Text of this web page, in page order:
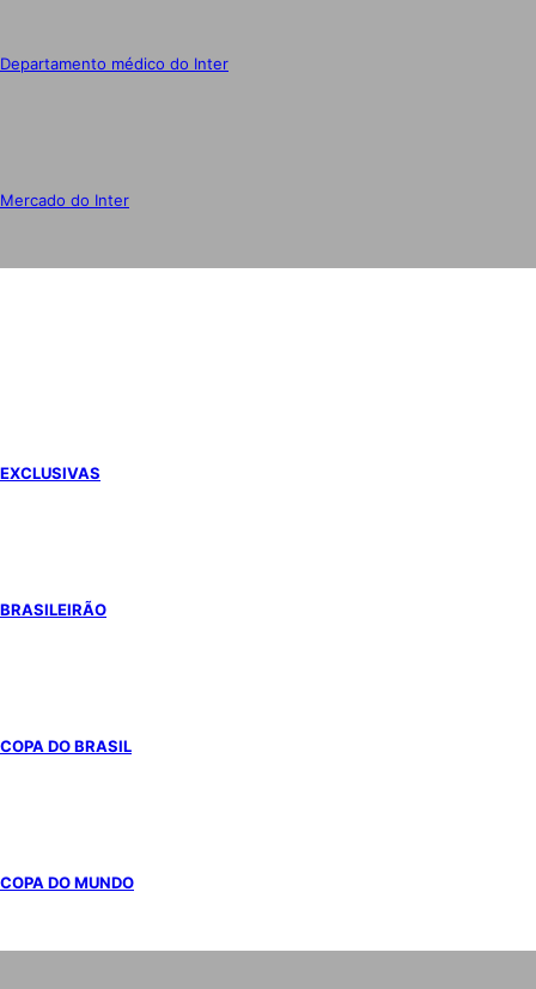
Departamento médico do Inter
Mercado do Inter
EXCLUSIVAS
BRASILEIRÃO
COPA DO BRASIL
COPA DO MUNDO